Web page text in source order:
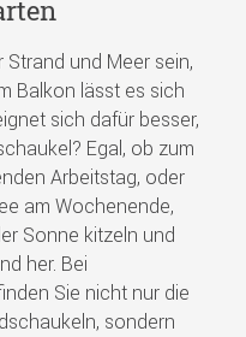
Strand und Meer sein,
Balkon lässt es sich
sich dafür besser,
Egal, ob zum
Arbeitstag, oder
am Wochenende,
Sonne kitzeln und
her. Bei
Sie nicht nur die
sondern